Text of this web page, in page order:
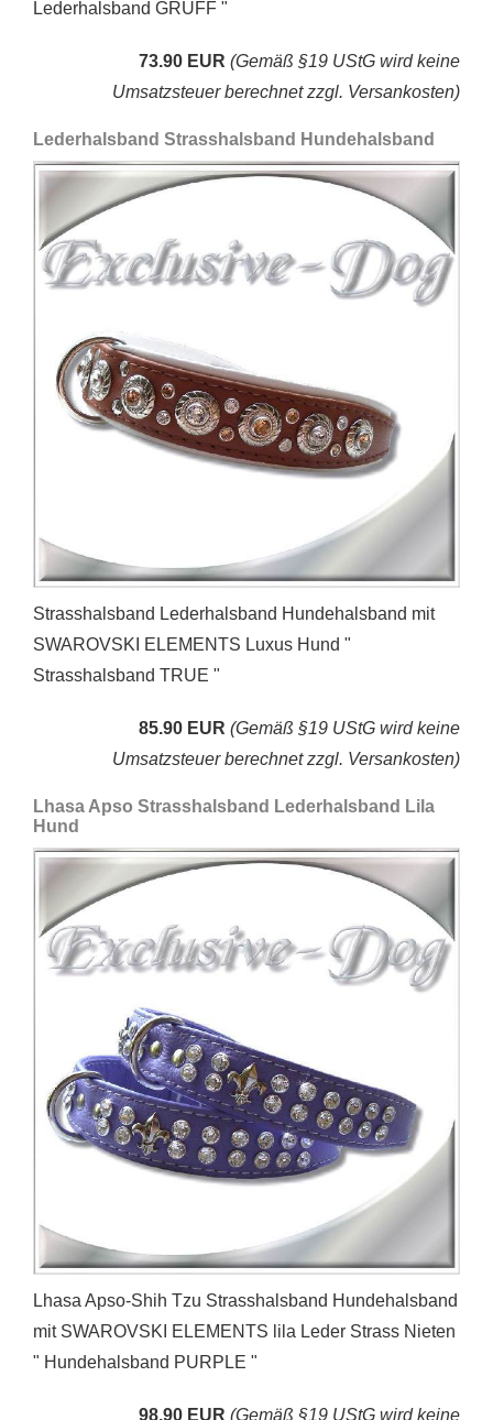
Lederhalsband GRUFF "
73.90 EUR (Gemäß §19 UStG wird keine
Umsatzsteuer berechnet zzgl. Versankosten)
Lederhalsband Strasshalsband Hundehalsband
Strasshalsband Lederhalsband Hundehalsband mit
SWAROVSKI ELEMENTS Luxus Hund "
Strasshalsband TRUE "
85.90 EUR (Gemäß §19 UStG wird keine
Umsatzsteuer berechnet zzgl. Versankosten)
Lhasa Apso Strasshalsband Lederhalsband Lila
Hund
Lhasa Apso-Shih Tzu Strasshalsband Hundehalsband
mit SWAROVSKI ELEMENTS lila Leder Strass Nieten
" Hundehalsband PURPLE "
98.90 EUR (Gemäß §19 UStG wird keine